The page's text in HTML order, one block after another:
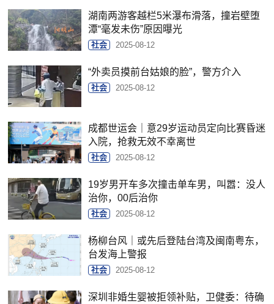
湖南两游客越栏5米瀑布滑落，撞岩壁堕
潭“毫发未伤”原因曝光
社会 2025-08-12
“外卖员摸前台姑娘的脸”，警方介入
社会 2025-08-12
成都世运会｜意29岁运动员定向比赛昏迷
入院，抢救无效不幸离世
社会 2025-08-12
19岁男开车多次撞击单车男，叫嚣：没人
治你，00后治你
社会 2025-08-12
杨柳台风｜或先后登陆台湾及闽南粤东，
台发海上警报
社会 2025-08-12
深圳非婚生婴被拒领补贴，卫健委：待确